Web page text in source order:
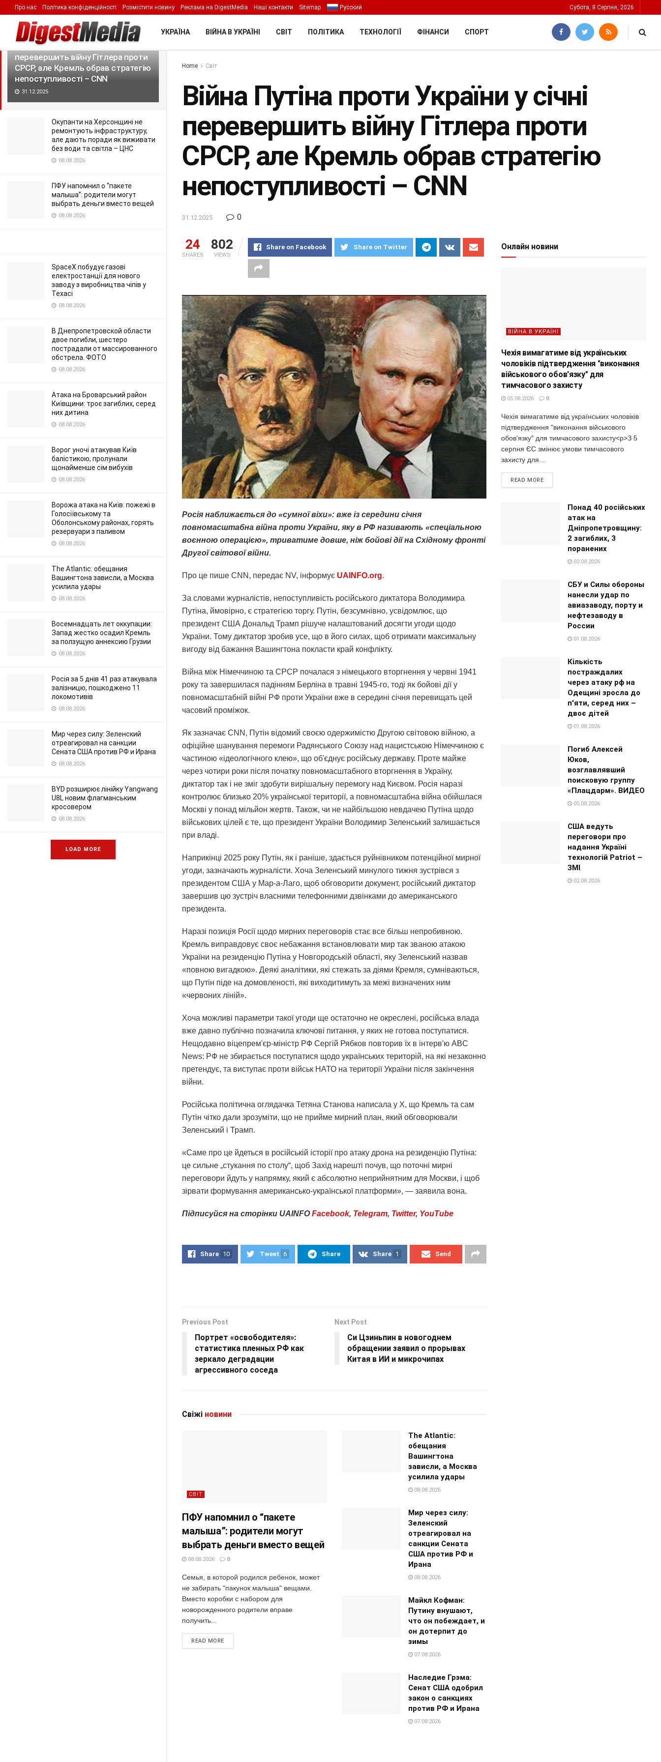
LATEST TRENDING Filter
Війна Путіна проти України у січні
перевершить війну Гітлера проти
СРСР, але Кремль обрав стратегію
непоступливості – CNN
31.12.2025
Окупанти на Херсонщині не
ремонтують інфраструктуру,
але дають поради як виживати
без води та світла – ЦНС
08.08.2026
ПФУ напомнил о “пакете
малыша”: родители могут
выбрать деньги вместо вещей
08.08.2026
SpaceX побудує газові
електростанції для нового
заводу з виробництва чіпів у
Техасі
08.08.2026
В Днепропетровской области
двое погибли, шестеро
пострадали от массированного
обстрела. ФОТО
08.08.2026
Атака на Броварський район
Київщини: троє загиблих, серед
них дитина
08.08.2026
Ворог уночі атакував Київ
балістикою, пролунали
щонайменше сім вибухів
08.08.2026
Ворожа атака на Київ: пожежі в
Голосіївському та
Оболонському районах, горять
резервуари з паливом
08.08.2026
The Atlantic: обещания
Вашингтона зависли, а Москва
усилила удары
08.08.2026
Восемнадцать лет оккупации:
Запад жестко осадил Кремль
за ползущую аннексию Грузии
08.08.2026
Росія за 5 днів 41 раз атакувала
залізницю, пошкоджено 11
локомотивів
08.08.2026
Мир через силу: Зеленский
отреагировал на санкции
Сената США против РФ и Ирана
08.08.2026
BYD розширює лінійку Yangwang
U8L новим флагманським
кросовером
08.08.2026
LOAD MORE
Про нас Політика конфіденційності Розмістити новину Реклама на DigestMedia Наші контакти Sitemap Русский Субота, 8 Серпня, 2026
УКРАЇНА ВІЙНА В УКРАЇНІ СВІТ ПОЛІТИКА ТЕХНОЛОГІЇ ФІНАНСИ СПОРТ
Home Світ
Війна Путіна проти України у січні
перевершить війну Гітлера проти
СРСР, але Кремль обрав стратегію
непоступливості – CNN
31.12.2025 0
24
SHARES
802
VIEWS
Share on Facebook Share on Twitter
Росія наближається до «сумної віхи»: вже із середини січня
повномасштабна війна проти України, яку в РФ називають «спеціальною
воєнною операцією», триватиме довше, ніж бойові дії на Східному фронті
Другої світової війни.
Про це пише CNN, передає NV, інформує UAINFO.org.
За словами журналістів, непоступливість російського диктатора Володимира
Путіна, ймовірно, є стратегією торгу. Путін, безсумнівно, усвідомлює, що
президент США Дональд Трамп рішуче налаштований досягти угоди щодо
України. Тому диктатор зробив усе, що в його силах, щоб отримати максимальну
вигоду від бажання Вашингтона покласти край конфлікту.
Війна між Німеччиною та СРСР почалася з німецького вторгнення у червні 1941
року та завершилася падінням Берліна в травні 1945-го, тоді як бойові дії у
повномасштабній війні РФ проти України вже в середині січня перевищать цей
часовий проміжок.
Як зазначає CNN, Путін відомий своєю одержимістю Другою світовою війною, а
офіційне шанування перемоги Радянського Союзу над нацистською Німеччиною є
частиною «ідеологічного клею», що об'єднує російську державу. Проте майже
через чотири роки після початку повномасштабного вторгнення в Україну,
диктатор так і не зміг здобути вирішальну перемогу над Києвом. Росія наразі
контролює близько 20% української території, а повномасштабна війна обійшлася
Москві у понад мільйон жертв. Також, чи не найбільшою невдачею Путіна щодо
військових цілей є те, що президент України Володимир Зеленський залишається
при владі.
Наприкінці 2025 року Путін, як і раніше, здається руйнівником потенційної мирної
угоди, зазначають журналісти. Хоча Зеленський минулого тижня зустрівся з
президентом США у Мар-а-Лаго, щоб обговорити документ, російський диктатор
завершив цю зустріч власними телефонними дзвінками до американського
президента.
Наразі позиція Росії щодо мирних переговорів стає все більш непробивною.
Кремль виправдовує своє небажання встановлювати мир так званою атакою
України на резиденцію Путіна у Новгородській області, яку Зеленський назвав
«повною вигадкою». Деякі аналітики, які стежать за діями Кремля, сумніваються,
що Путін піде на домовленості, які виходитимуть за межі визначених ним
«червоних ліній».
Хоча можливі параметри такої угоди ще остаточно не окреслені, російська влада
вже давно публічно позначила ключові питання, у яких не готова поступатися.
Нещодавно віцепрем'єр-міністр РФ Сергій Рябков повторив їх в інтерв'ю ABC
News: РФ не збирається поступатися щодо українських територій, на які незаконно
претендує, та виступає проти військ НАТО на території України після закінчення
війни.
Російська політична оглядачка Тетяна Станова написала у Х, що Кремль та сам
Путін чітко дали зрозуміти, що не прийме мирний план, який обговорювали
Зеленський і Трамп.
«Саме про це йдеться в російській історії про атаку дрона на резиденцію Путіна:
це сильне „стукання по столу“, щоб Захід нарешті почув, що поточні мирні
переговори йдуть у напрямку, який є абсолютно неприйнятним для Москви, і щоб
зірвати формування американсько-української платформи», — заявила вона.
Підписуйся на сторінки UAINFOFacebook, Telegram, Twitter, YouTube
Share 10 Tweet 6 Share Share 1 Send
Previous Post
Портрет «освободителя»:
статистика пленных РФ как
зеркало деградации
агрессивного соседа
Next Post
Си Цзиньпин в новогоднем
обращении заявил о прорывах
Китая в ИИ и микрочипах
Свіжі новини
СВІТ
ПФУ напомнил о “пакете
малыша”: родители могут
выбрать деньги вместо вещей
08.08.2026 0
Семья, в которой родился ребенок, может
не забирать "пакунок малыша" вещами.
Вместо коробки с набором для
новорожденного родители вправе
получить...
READ MORE
The Atlantic:
обещания
Вашингтона
зависли, а Москва
усилила удары
08.08.2026
Мир через силу:
Зеленский
отреагировал на
санкции Сената
США против РФ и
Ирана
08.08.2026
Майкл Кофман:
Путину внушают,
что он побеждает, и
он дотерпит до
зимы
07.08.2026
Наследие Грэма:
Сенат США одобрил
закон о санкциях
против РФ и Ирана
07.08.2026
Онлайн новини
ВІЙНА В УКРАЇНІ
Чехія вимагатиме від українських
чоловіків підтвердження "виконання
військового обов'язку" для
тимчасового захисту
05.08.2026 0
Чехія вимагатиме від українських чоловіків
підтвердження "виконання військового
обов'язку" для тимчасового захисту<p>З 5
серпня ЄС змінює умови тимчасового
захисту для...
READ MORE
Понад 40 російських
атак на
Дніпропетровщину:
2 загиблих, 3
поранених
03.08.2026
СБУ и Силы обороны
нанесли удар по
авиазаводу, порту и
нефтезаводу в
России
01.08.2026
Кількість
постраждалих
через атаку рф на
Одещині зросла до
п'яти, серед них –
двоє дітей
01.08.2026
Погиб Алексей
Юков,
возглавлявший
поисковую группу
«Плацдарм». ВИДЕО
05.08.2026
США ведуть
переговори про
надання Україні
технологій Patriot –
ЗМІ
02.08.2026